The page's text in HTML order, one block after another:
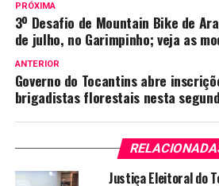
PRÓXIMA
3º Desafio de Mountain Bike de
de julho, no Garimpinho; veja as
ANTERIOR
Governo do Tocantins abre
brigadistas florestais nesta
Justiça Eleitoral do